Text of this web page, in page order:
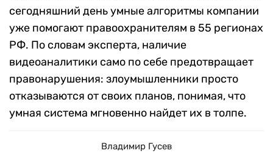
сегодняшний день умные алгоритмы компании
уже помогают правоохранителям в 55 регионах
РФ. По словам эксперта, наличие
видеоаналитики само по себе предотвращает
правонарушения: злоумышленники просто
отказываются от своих планов, понимая, что
умная система мгновенно найдет их в толпе.
Владимир Гусев